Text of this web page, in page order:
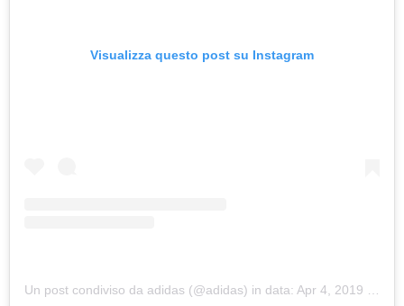
Visualizza questo post su Instagram
Un post condiviso da adidas (@adidas) in data: Apr 4, 2019 at 7:00 PDT